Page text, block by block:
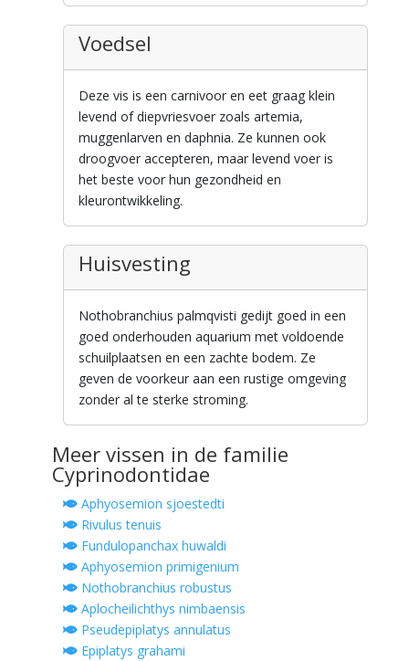
Voedsel
Deze vis is een carnivoor en eet graag klein
levend of diepvriesvoer zoals artemia,
muggenlarven en daphnia. Ze kunnen ook
droogvoer accepteren, maar levend voer is
het beste voor hun gezondheid en
kleurontwikkeling.
Huisvesting
Nothobranchius palmqvisti gedijt goed in een
goed onderhouden aquarium met voldoende
schuilplaatsen en een zachte bodem. Ze
geven de voorkeur aan een rustige omgeving
zonder al te sterke stroming.
Meer vissen in de familie
Cyprinodontidae
Aphyosemion sjoestedti
Rivulus tenuis
Fundulopanchax huwaldi
Aphyosemion primigenium
Nothobranchius robustus
Aplocheilichthys nimbaensis
Pseudepiplatys annulatus
Epiplatys grahami